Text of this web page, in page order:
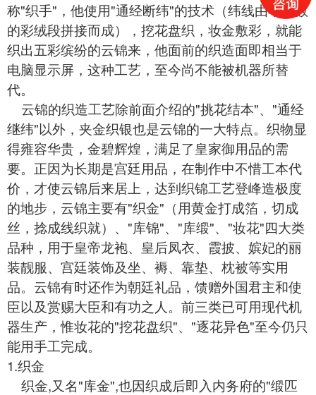
称"织手"，他使用"通经断纬"的技术（纬线由不定数
的彩绒段拼接而成），挖花盘织，妆金敷彩，就能
织出五彩缤纷的云锦来，他面前的织造面即相当于
电脑显示屏，这种工艺，至今尚不能被机器所替
代。
云锦的织造工艺除前面介绍的"挑花结本"、"通经
继纬"以外，夹金织银也是云锦的一大特点。织物显
得雍容华贵，金碧辉煌，满足了皇家御用品的需
要。正因为长期是宫廷用品，在制作中不惜工本代
价，才使云锦后来居上，达到织锦工艺登峰造极度
的地步，云锦主要有"织金"（用黄金打成箔，切成
丝，捻成线织就）、"库锦"、"库缎"、"妆花"四大类
品种，用于皇帝龙袍、皇后凤衣、霞披、嫔妃的丽
装靓服、宫廷装饰及坐、褥、靠垫、枕被等实用
品。云锦有时还作为朝廷礼品，馈赠外国君主和使
臣以及赏赐大臣和有功之人。前三类已可用现代机
器生产，惟妆花的"挖花盘织"、"逐花异色"至今仍只
能用手工完成。
1.织金
织金,又名"库金",也因织成后即入内务府的"缎匹